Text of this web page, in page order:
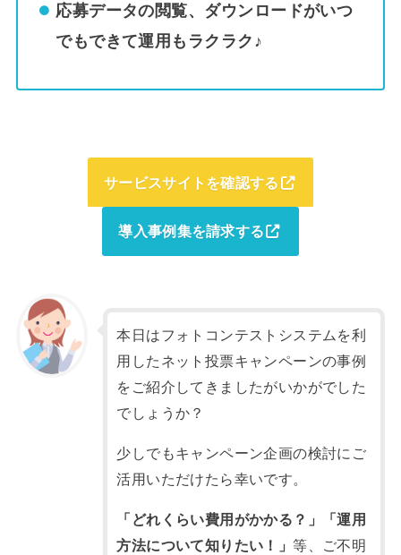
応募データの閲覧、ダウンロードがいつ
でもできて運用もラクラク♪
サービスサイトを確認する
導入事例集を請求する
本日はフォトコンテストシステムを利
用したネット投票キャンペーンの事例
をご紹介してきましたがいかがでした
でしょうか？
少しでもキャンペーン企画の検討にご
活用いただけたら幸いです。
「どれくらい費用がかかる？」「運用
方法について知りたい！」等、ご不明